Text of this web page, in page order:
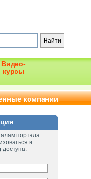
Видео-
курсы
компании
портала
и
доступа.